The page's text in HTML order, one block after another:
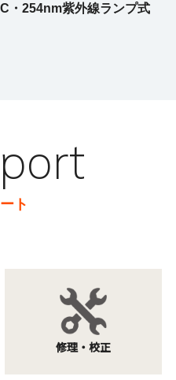
・254nm紫外線ランプ式
ト
修理・校正